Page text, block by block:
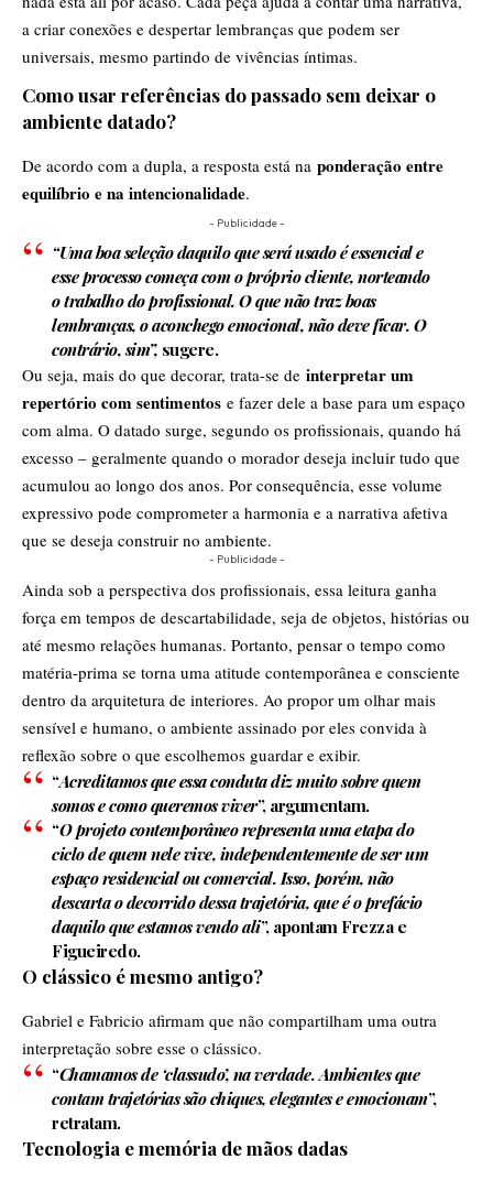
a criar conexões e despertar lembranças que podem ser
universais, mesmo partindo de vivências íntimas.
Como usar referências do passado sem deixar o
ambiente datado?
De acordo com a dupla, a resposta está na ponderação entre
equilíbrio e na intencionalidade.
- Publicidade -
“Uma boa seleção daquilo que será usado é essencial e
esse processo começa com o próprio cliente, norteando
o trabalho do profissional. O que não traz boas
lembranças, o aconchego emocional, não deve ficar. O
contrário, sim”, sugere.
Ou seja, mais do que decorar, trata-se de interpretar um
repertório com sentimentos e fazer dele a base para um espaço
com alma. O datado surge, segundo os profissionais, quando há
excesso – geralmente quando o morador deseja incluir tudo que
acumulou ao longo dos anos. Por consequência, esse volume
expressivo pode comprometer a harmonia e a narrativa afetiva
que se deseja construir no ambiente.
- Publicidade -
Ainda sob a perspectiva dos profissionais, essa leitura ganha
força em tempos de descartabilidade, seja de objetos, histórias ou
até mesmo relações humanas. Portanto, pensar o tempo como
matéria-prima se torna uma atitude contemporânea e consciente
dentro da arquitetura de interiores. Ao propor um olhar mais
sensível e humano, o ambiente assinado por eles convida à
reflexão sobre o que escolhemos guardar e exibir.
“Acreditamos que essa conduta diz muito sobre quem
somos e como queremos viver”, argumentam.
“O projeto contemporâneo representa uma etapa do
ciclo de quem nele vive, independentemente de ser um
espaço residencial ou comercial. Isso, porém, não
descarta o decorrido dessa trajetória, que é o prefácio
daquilo que estamos vendo ali”, apontam Frezza e
Figueiredo.
O clássico é mesmo antigo?
Gabriel e Fabricio afirmam que não compartilham uma outra
interpretação sobre esse o clássico.
“Chamamos de ‘classudo’, na verdade. Ambientes que
contam trajetórias são chiques, elegantes e emocionam”,
retratam.
Tecnologia e memória de mãos dadas